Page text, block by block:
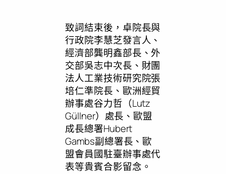
致詞結束後，卓院長與
行政院李慧芝發言人、
經濟部龔明鑫部長、外
交部吳志中次長、財團
法人工業技術研究院張
培仁準院長、歐洲經貿
辦事處谷力哲（Lutz
Güllner）處長、歐盟
成長總署Hubert
Gambs副總署長、歐
盟會員國駐臺辦事處代
表等貴賓合影留念。